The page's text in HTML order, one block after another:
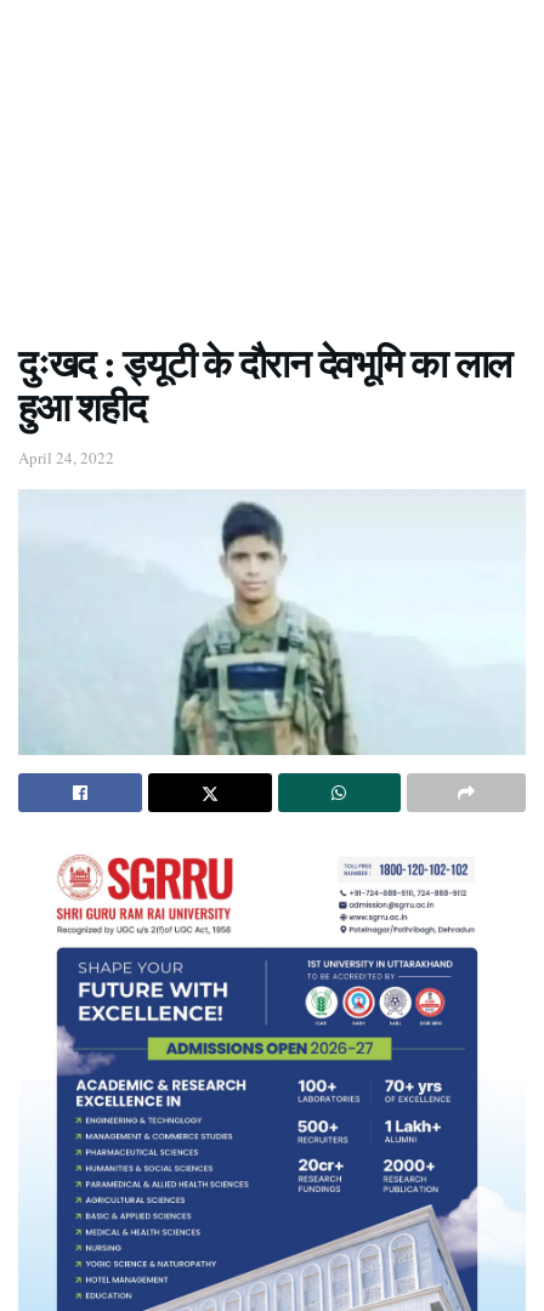
दुःखद : ड्यूटी के दौरान देवभूमि का लाल
हुआ शहीद
April 24, 2022